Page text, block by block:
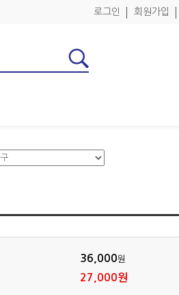
로그인 회원가입
36,000원
27,000원